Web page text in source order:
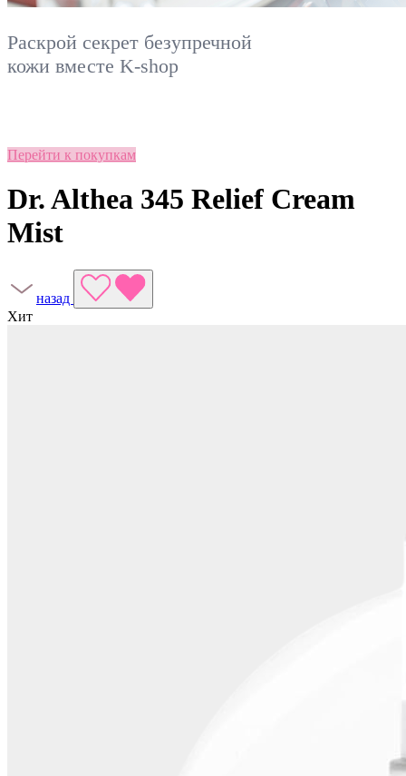
Раскрой секрет безупречной
кожи вместе K-shop
Перейти к покупкам
Dr. Althea 345 Relief Cream
Mist
назад
Хит